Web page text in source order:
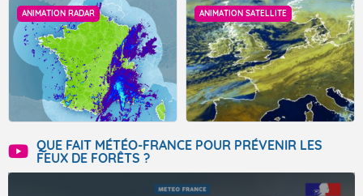
ANIMATION RADAR ANIMATION SATELLITE
QUE FAIT MÉTÉO-FRANCE POUR PRÉVENIR LES
FEUX DE FORÊTS ?